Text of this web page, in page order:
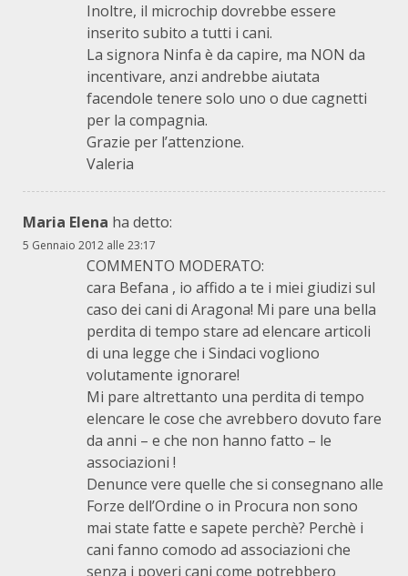
Inoltre, il microchip dovrebbe essere
inserito subito a tutti i cani.
La signora Ninfa è da capire, ma NON da
incentivare, anzi andrebbe aiutata
facendole tenere solo uno o due cagnetti
per la compagnia.
Grazie per l’attenzione.
Valeria
Maria Elena ha detto:
5 Gennaio 2012 alle 23:17
COMMENTO MODERATO:
cara Befana , io affido a te i miei giudizi sul
caso dei cani di Aragona! Mi pare una bella
perdita di tempo stare ad elencare articoli
di una legge che i Sindaci vogliono
volutamente ignorare!
Mi pare altrettanto una perdita di tempo
elencare le cose che avrebbero dovuto fare
da anni – e che non hanno fatto – le
associazioni !
Denunce vere quelle che si consegnano alle
Forze dell’Ordine o in Procura non sono
mai state fatte e sapete perchè? Perchè i
cani fanno comodo ad associazioni che
senza i poveri cani come potrebbero